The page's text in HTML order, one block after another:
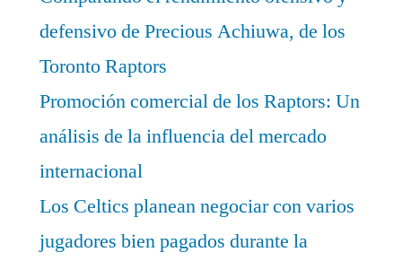
defensivo de Precious Achiuwa, de los
Toronto Raptors
Promoción comercial de los Raptors: Un
análisis de la influencia del mercado
internacional
Los Celtics planean negociar con varios
jugadores bien pagados durante la